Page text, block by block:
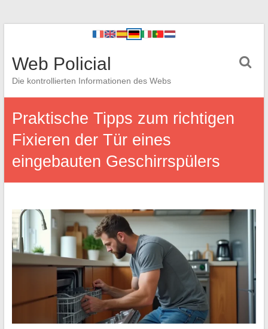
Web Policial
Die kontrollierten Informationen des Webs
Praktische Tipps zum richtigen
Fixieren der Tür eines
eingebauten Geschirrspülers